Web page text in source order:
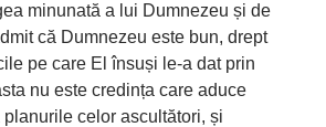
minunată a lui Dumnezeu și de
că Dumnezeu este bun, drept
pe care El însuși le-a dat prin
nu este credința care aduce
celor ascultători, și